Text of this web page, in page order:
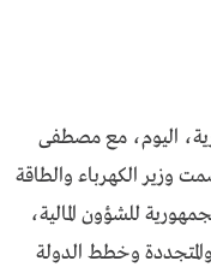
اليوم، مع مصطفى
وزير الكهرباء والطاقة
للشؤون المالية،
وخطط الدولة